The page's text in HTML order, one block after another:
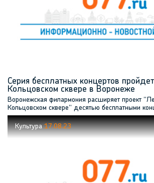
Серия бесплатных концертов
Кольцовском сквере в Воронеже
Воронежская филармония расширяет проект
Кольцовском сквере" десятью бесплатными
открытом воздухе
Культура17.08.23